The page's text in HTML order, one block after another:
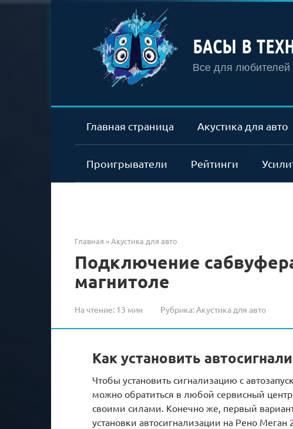
БАСЫ В
Все для любителей
Главная страница Акустика для авто
Проигрыватели Рейтинги
Главная »Акустика для авто
Подключение
магнитоле
На чтение: 13 мин Рубрика:Акустика для авто
Как установить
Чтобы установить сигнализацию с
можно обратиться в любой сервисный
своими силами. Конечно же, первый
установки автосигнализации на Рено